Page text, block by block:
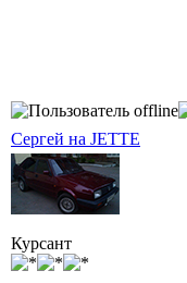
Сергей на JETTE
Курсант